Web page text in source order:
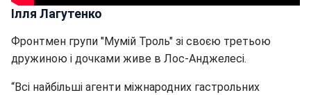
Ілля Лагутенко
Фронтмен групи "Мумій Троль" зі своєю третьою
дружиною і дочками живе в Лос-Анджелесі.
“Всі найбільші агенти міжнародних гастрольних